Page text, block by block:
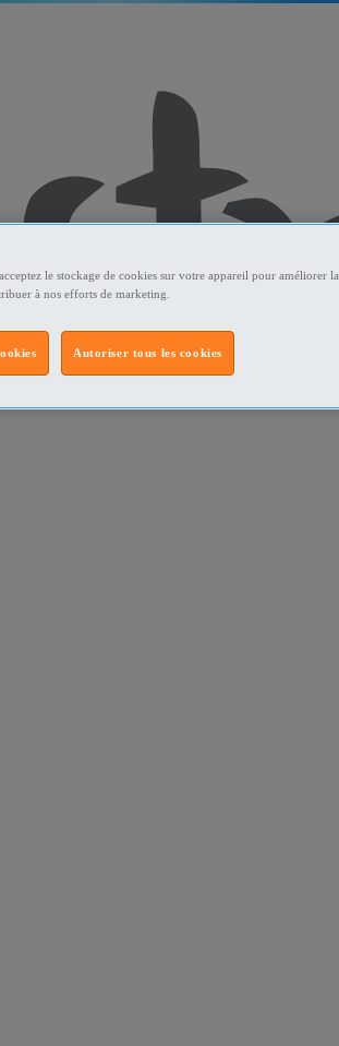
le stockage de cookies sur votre appareil pour améliorer la
à nos efforts de marketing.
Autoriser tous les cookies